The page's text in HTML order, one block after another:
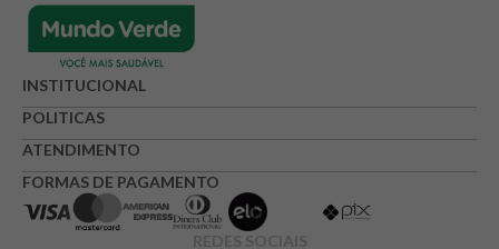
Avalie o produto de 1 até 5 estrelas
★★★☆☆
Seu nome
Endereço de e-mail
INSTITUCIONAL
POLITICAS
ATENDIMENTO
FORMAS DE PAGAMENTO
REDES SOCIAIS